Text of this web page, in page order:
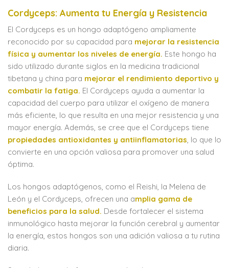
Cordyceps: Aumenta tu Energía y Resistencia
El Cordyceps es un hongo adaptógeno ampliamente
reconocido por su capacidad para mejorar la resistencia
física y aumentar los niveles de energía. Este hongo ha
sido utilizado durante siglos en la medicina tradicional
tibetana y china para mejorar el rendimiento deportivo y
combatir la fatiga. El Cordyceps ayuda a aumentar la
capacidad del cuerpo para utilizar el oxígeno de manera
más eficiente, lo que resulta en una mejor resistencia y una
mayor energía. Además, se cree que el Cordyceps tiene
propiedades antioxidantes y antiinflamatorias, lo que lo
convierte en una opción valiosa para promover una salud
óptima.
Los hongos adaptógenos, como el Reishi, la Melena de
León y el Cordyceps, ofrecen una amplia gama de
beneficios para la salud. Desde fortalecer el sistema
inmunológico hasta mejorar la función cerebral y aumentar
la energía, estos hongos son una adición valiosa a tu rutina
diaria.